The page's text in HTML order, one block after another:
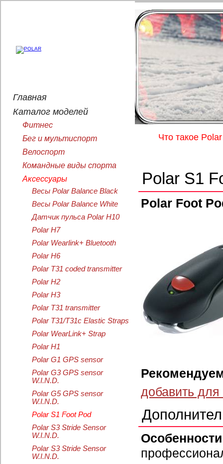
Что такое Polar
Polar S1
Polar Foot
добавить
Главная
Каталог моделей
Фитнес
Бег и мультиспорт
Велоспорт
Командные виды спорта
Аксессуары
Весы Polar Balance Black
Весы Polar Balance White
Датчик пульса Polar H10
Polar H7
Polar Wearlink+ Bluetooth
Polar H6
Polar T31 coded transmitter
Polar H2
Polar H3
Polar T31 transmitter
Polar T31/T31c Elastic Straps
Polar WearLink+ Strap
Polar H1
Polar G1 GPS sensor
Polar G3 GPS sensor
W.I.N.D.
Polar G5 GPS sensor
W.I.N.D.
Polar S1 Foot Pod
Polar S3 Stride Sensor
W.I.N.D.
Polar S3 Stride Sensor
W.I.N.D.